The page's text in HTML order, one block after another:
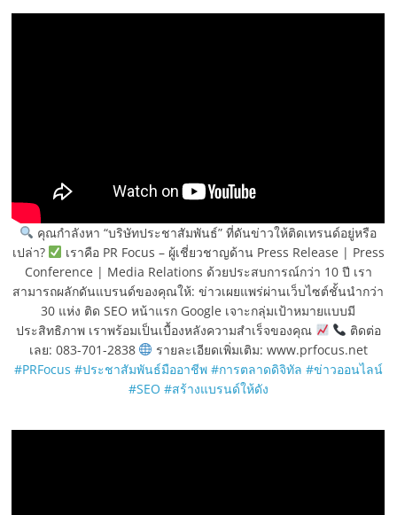
คุณกำลังหา “บริษัทประชาสัมพันธ์” ที่ดันข่าวให้ติดเทรนด์อยู่หรือ
เปล่า?
เราคือ PR Focus – ผู้เชี่ยวชาญด้าน Press Release | Press
Conference | Media Relations ด้วยประสบการณ์กว่า 10 ปี เรา
สามารถผลักดันแบรนด์ของคุณให้: ข่าวเผยแพร่ผ่านเว็บไซต์ชั้นนำกว่า
30 แห่ง ติด SEO หน้าแรก Google เจาะกลุ่มเป้าหมายแบบมี
ประสิทธิภาพ เราพร้อมเป็นเบื้องหลังความสำเร็จของคุณ
ติดต่อ
เลย: 083-701-2838
รายละเอียดเพิ่มเติม: www.prfocus.net
#PRFocus #ประชาสัมพันธ์มืออาชีพ #การตลาดดิจิทัล #ข่าวออนไลน์
#SEO #สร้างแบรนด์ให้ดัง